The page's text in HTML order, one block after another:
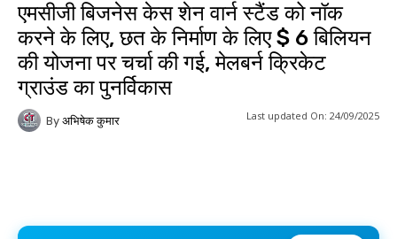
एमसीजी बिजनेस केस शेन वार्न स्टैंड को नॉक
करने के लिए, छत के निर्माण के लिए $ 6 बिलियन
की योजना पर चर्चा की गई, मेलबर्न क्रिकेट
ग्राउंड का पुनर्विकास
By अभिषेक कुमार Last updated On: 24/09/2025